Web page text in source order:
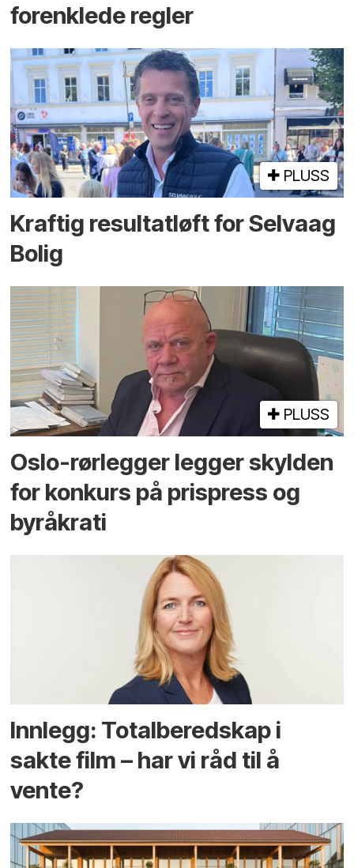
forenklede regler
PLUSS
Kraftig resultatløft for Selvaag
Bolig
PLUSS
Oslo-rørlegger legger skylden
for konkurs på prispress og
byråkrati
Innlegg: Totalberedskap i
sakte film – har vi råd til å
vente?